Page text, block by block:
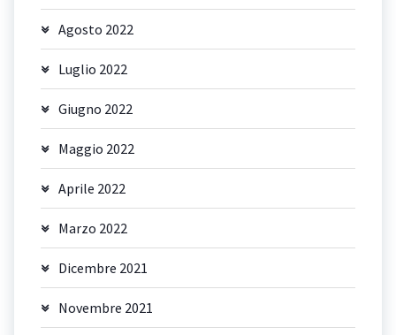
Agosto 2022
Luglio 2022
Giugno 2022
Maggio 2022
Aprile 2022
Marzo 2022
Dicembre 2021
Novembre 2021